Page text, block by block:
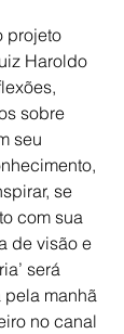
projeto
Haroldo
sobre
seu
se
com sua
de visão e
será
manhã
no canal